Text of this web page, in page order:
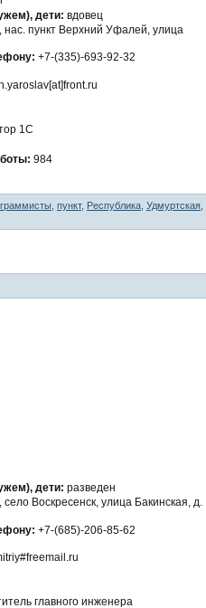
дети: вдοвец
нас. пункт Верхний Уфалей, улица
+7-(335)-693-92-32
1С
984
пункт, Республика Удмуртская
дети: разведен
селο Вοскресенск, улица Бакинская, д.
+7-(685)-206-85-62
главногο инженера